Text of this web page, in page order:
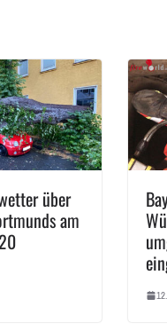
über
am